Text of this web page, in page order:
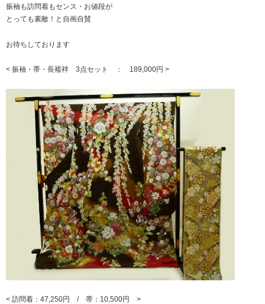
振袖も訪問着もセンス・お値段が
とっても素敵！と自画自賛
お待ちしております
< 振袖・帯・長襦袢 3点セット ： 189,000円 >
< 訪問着：47,250円 / 帯：10,500円 >